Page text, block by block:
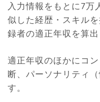
入力情報をもとに7万
似した経歴・スキル
録者の適正年収を算出
適正年収のほかにコ
断、パーソナリティ
す。